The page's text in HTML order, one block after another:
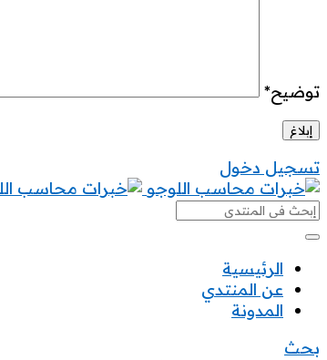
توضيح*
تسجيل دخول
خبرات
محاسب
خبرات
محاسب
القائمة
الرئيسية
عن المنتدي
المدونة
بحث